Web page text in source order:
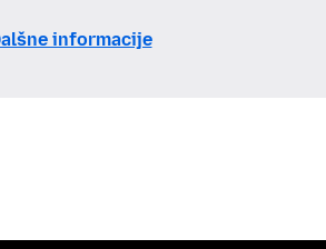
informacije